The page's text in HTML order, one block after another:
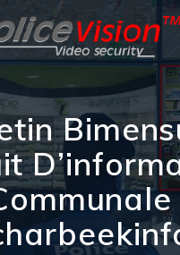
to
content